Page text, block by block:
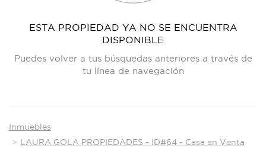
ESTA PROPIEDAD YA NO SE ENCUENTRA
DISPONIBLE
Puedes volver a tus búsquedas anteriores a través de
tu línea de navegación
Inmuebles
LAURA GOLA PROPIEDADES - ID#64 - Casa en Venta